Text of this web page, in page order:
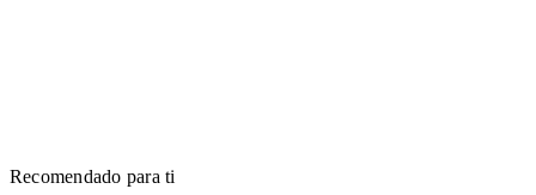
Recomendado para ti